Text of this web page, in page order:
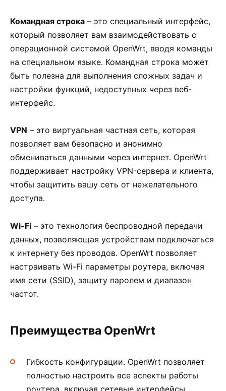
Командная строка – это специальный интерфейс,
который позволяет вам взаимодействовать с
операционной системой OpenWrt, вводя команды
на специальном языке. Командная строка может
быть полезна для выполнения сложных задач и
настройки функций, недоступных через веб-
интерфейс.
VPN – это виртуальная частная сеть, которая
позволяет вам безопасно и анонимно
обмениваться данными через интернет. OpenWrt
поддерживает настройку VPN-сервера и клиента,
чтобы защитить вашу сеть от нежелательного
доступа.
Wi-Fi – это технология беспроводной передачи
данных, позволяющая устройствам подключаться
к интернету без проводов. OpenWrt позволяет
настраивать Wi-Fi параметры роутера, включая
имя сети (SSID), защиту паролем и диапазон
частот.
Преимущества OpenWrt
Гибкость конфигурации. OpenWrt позволяет
полностью настроить все аспекты работы
роутера, включая сетевые интерфейсы,